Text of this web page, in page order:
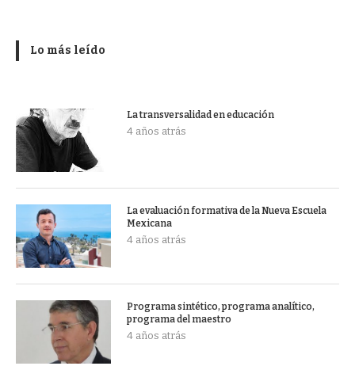
Lo más leído
La transversalidad en educación
4 años atrás
La evaluación formativa de la Nueva Escuela
Mexicana
4 años atrás
Programa sintético, programa analítico,
programa del maestro
4 años atrás